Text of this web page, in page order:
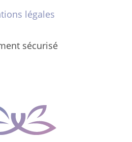
légales
sécurisé